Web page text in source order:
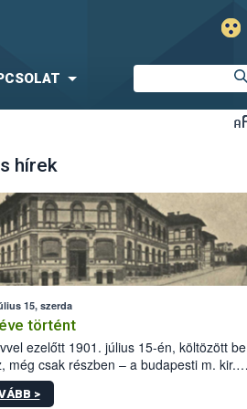
hírek
15, szerda
történt
ezelőtt 1901. július 15-én, költözött be
még csak részben – a budapesti m. kir.
állomás a Kis Rókus utca
alatti, Czigler Győző által tervezett új
>